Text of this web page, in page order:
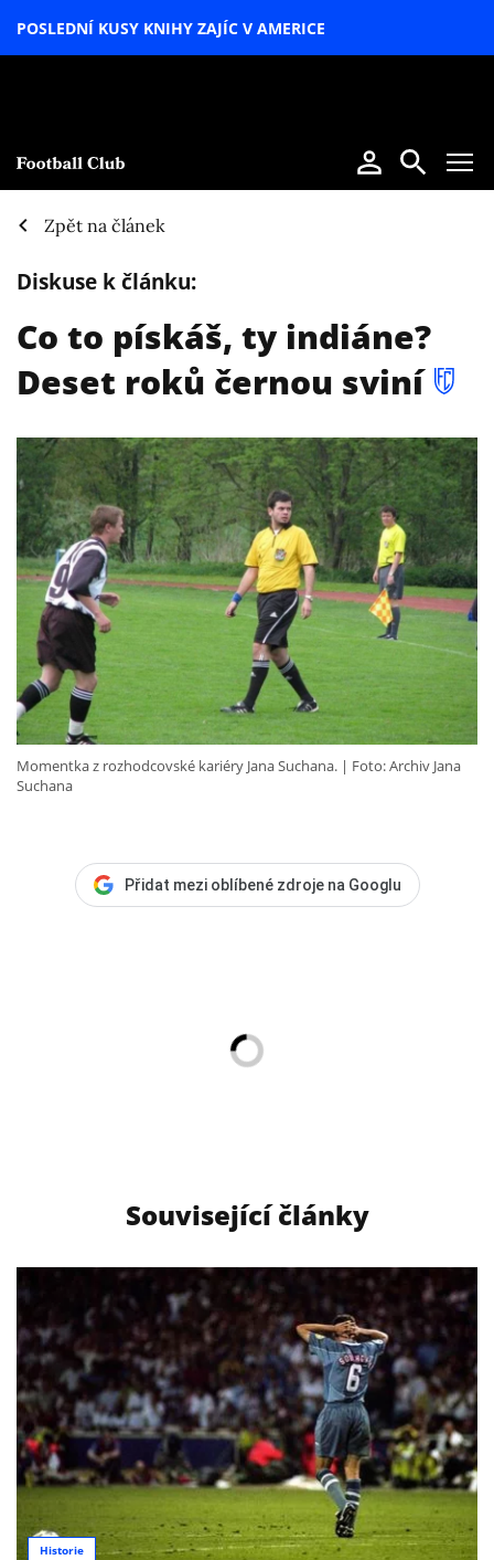
POSLEDNÍ KUSY KNIHY ZAJÍC V AMERICE
Zpět na článek
Diskuse k článku:
Co to pískáš, ty indiáne?
Deset roků černou sviní
Momentka z rozhodcovské kariéry Jana Suchana.
Foto: Archiv Jana
Suchana
Přidat mezi oblíbené zdroje na Googlu
Související články
Historie